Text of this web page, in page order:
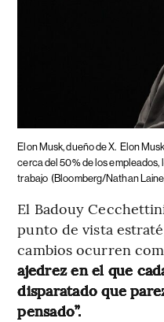
Elon Musk, dueño de X. Elon
cerca del 50% de los empleados,
trabajo (Bloomberg/Nathan
El Badouy
punto de vista
cambios ocurren
ajedrez en el que
disparatado que
pensado”.